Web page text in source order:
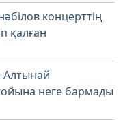
концерттің
қалған
Алтынай
неге бармады